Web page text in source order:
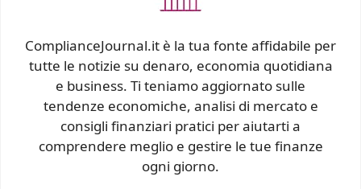
ComplianceJournal.it è la tua fonte affidabile per
tutte le notizie su denaro, economia quotidiana
e business. Ti teniamo aggiornato sulle
tendenze economiche, analisi di mercato e
consigli finanziari pratici per aiutarti a
comprendere meglio e gestire le tue finanze
ogni giorno.